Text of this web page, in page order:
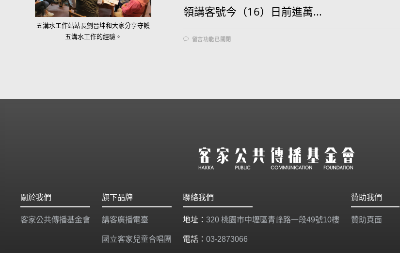
五溝水工作站站長劉晉坤和大家分享守護
五溝水工作的經驗。
領講客號今（16）日前進萬...
留言功能已關閉
關於我們
客家公共傳播基金會
旗下品牌
講客廣播電臺
國立客家兒童合唱團
聯絡我們
地址： 320 桃園市中壢區青峰路一段49號10樓
電話： 03-2873066
贊助我們
贊助頁面